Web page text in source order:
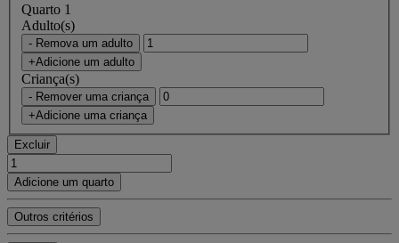
Quarto 1
Adulto(s)
- Remova um adulto
+Adicione um adulto
Criança(s)
- Remover uma criança
+Adicione uma criança
Excluir
Adicione um quarto
Outros critérios